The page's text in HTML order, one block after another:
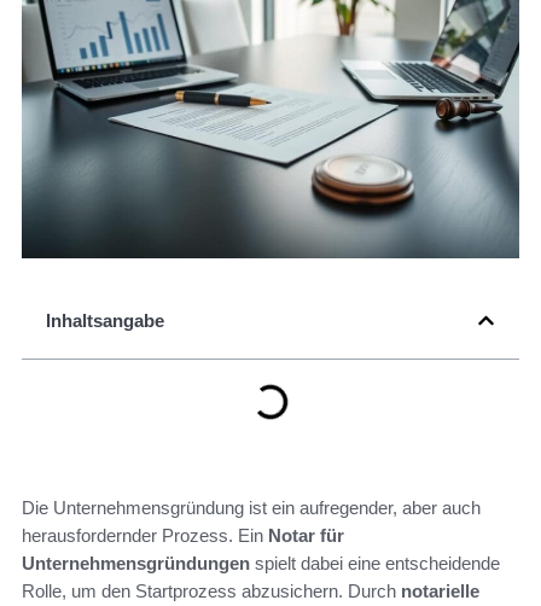
Inhaltsangabe
Die Unternehmensgründung ist ein aufregender, aber auch
herausfordernder Prozess. Ein Notar für
Unternehmensgründungen spielt dabei eine entscheidende
Rolle, um den Startprozess abzusichern. Durch notarielle